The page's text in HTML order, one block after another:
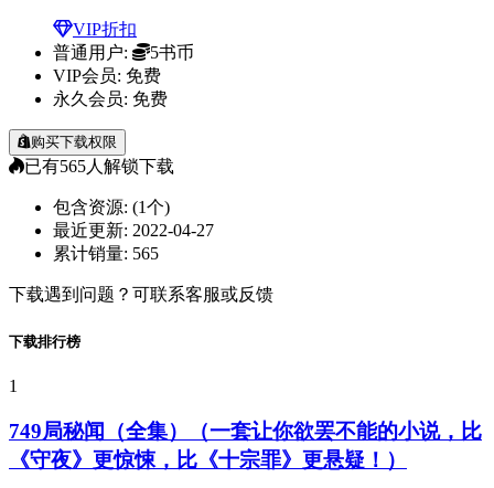
VIP折扣
普通用户:
5书币
VIP会员: 免费
永久会员: 免费
购买下载权限
已有565人解锁下载
包含资源: (1个)
最近更新: 2022-04-27
累计销量: 565
下载遇到问题？可联系客服或反馈
下载排行榜
1
749局秘闻（全集）（一套让你欲罢不能的小说，比
《守夜》更惊悚，比《十宗罪》更悬疑！）